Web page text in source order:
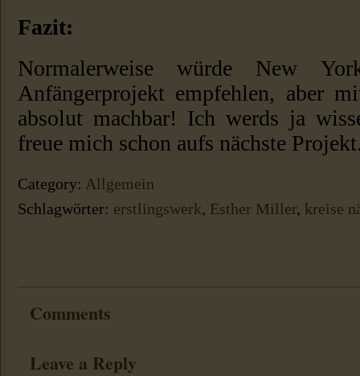
Fazit:
Normalerweise würde New
Anfängerprojekt empfehlen, aber
absolut machbar! Ich werds ja
freue mich schon aufs nächste
Category: Allgemein
Schlagwörter: erstlingswerk, Esther Miller, kreise
Comments
Leave a Reply